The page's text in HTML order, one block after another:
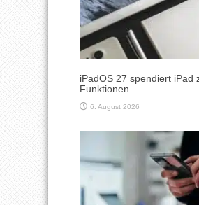
iPadOS 27 spendiert iPad
Funktionen
6. August 2026